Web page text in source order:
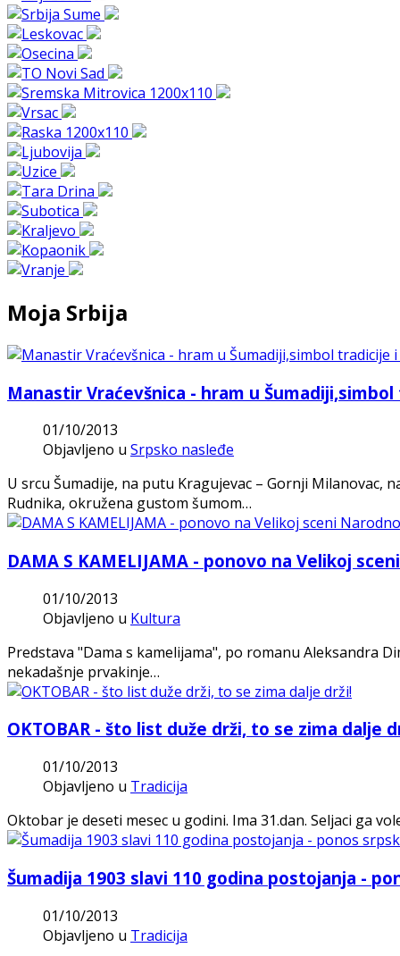
Moja Srbija
Manastir Vraćevšnica - hram u
01/10/2013
Objavljeno u Srpsko nasleđe
U srcu Šumadije, na putu Kragujevac – Gornji Milanovac,
Rudnika, okružena gustom šumom…
DAMA S KAMELIJAMA - ponovo na Velikoj
01/10/2013
Objavljeno u Kultura
Predstava "Dama s kamelijama", po romanu Aleksandra
nekadašnje prvakinje…
OKTOBAR - što list duže drži, to se zima dalje
01/10/2013
Objavljeno u Tradicija
Oktobar je deseti mesec u godini. Ima 31.dan. Seljaci ga
Šumadija 1903 slavi 110 godina postojanja -
01/10/2013
Objavljeno u Tradicija